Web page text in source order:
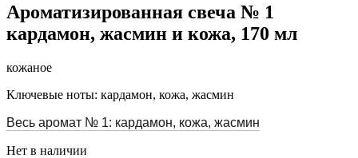
Ароматизированная свеча № 1
кардамон, жасмин и кожа, 170 мл
кожаное
Ключевые ноты: кардамон, кожа, жасмин
Весь аромат № 1: кардамон, кожа, жасмин
Нет в наличии